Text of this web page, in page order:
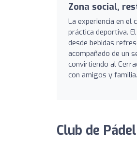
Zona social,
La experiencia en el
práctica deportiva. El
desde bebidas
acompañado de un
convirtiendo al
con amigos y familia.
Club de